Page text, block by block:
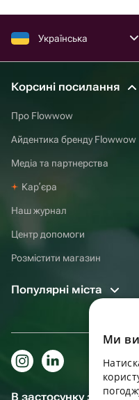
Українська
Корсині посилання
Про Flowwow
Айдентика бренду Flowwow
Медіа та партнерства
Карʼєра
Наш журнал
Центр допомоги
Розмістити магазин
Популярні міста
В застосунку
Ми